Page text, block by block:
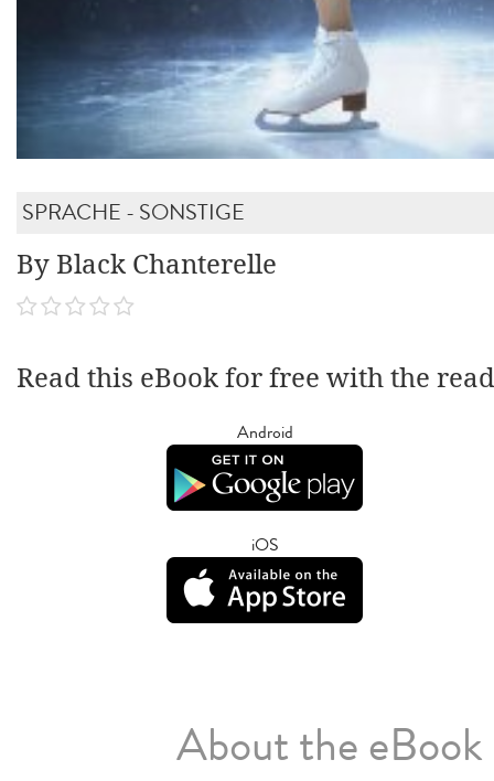
SPRACHE - SONSTIGE
By Black Chanterelle
Read this eBook for free with the
Android
iOS
About the eBook